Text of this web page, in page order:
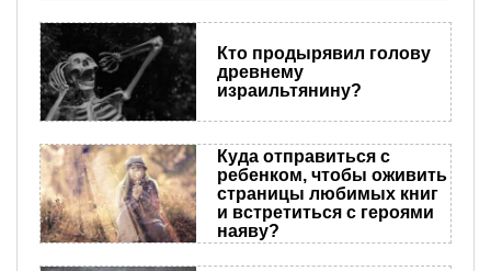
Кто продырявил голову
древнему
израильтянину?
Куда отправиться с
ребенком, чтобы оживить
страницы любимых книг
и встретиться с героями
наяву?